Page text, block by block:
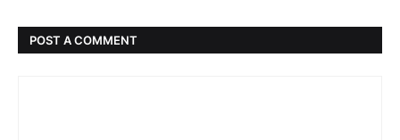
POST A COMMENT